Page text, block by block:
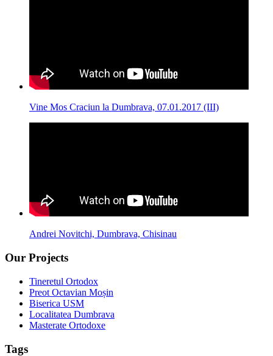
Vine Mos Craciun la Dumbrava, 07.01.2017 (III)
Andrei Novitchi, Dumbrava, Chisinau
Our Projects
Tineretul Ortodox
Preot Octavian Moșin
Biserica USM
Localitatea Dumbrava
Masterate Ortodoxe
Tags